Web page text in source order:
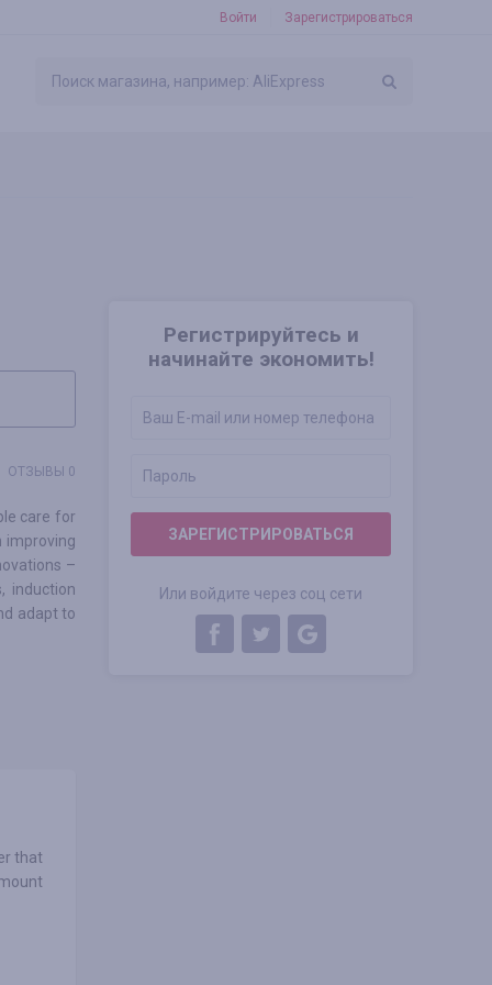
Войти Зарегистрироваться
Регистрируйтесь и
начинайте экономить!
ЗАРЕГИСТРИРОВАТЬСЯ
Или войдите через соц сети
ОТЗЫВЫ 0
care for
improving
–
induction
adapt to
that